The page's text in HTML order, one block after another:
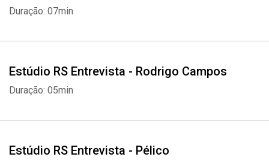
Duração: 07min
Estúdio RS Entrevista - Rodrigo Campos
Duração: 05min
Estúdio RS Entrevista - Pélico